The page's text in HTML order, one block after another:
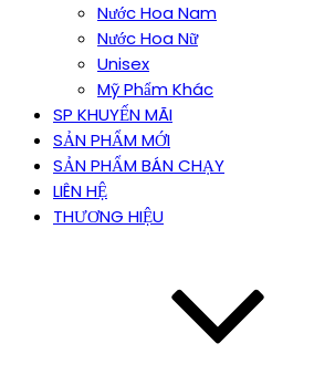
Nước Hoa Nam
Nước Hoa Nữ
Unisex
Mỹ Phẩm Khác
SP KHUYẾN MÃI
SẢN PHẨM MỚI
SẢN PHẨM BÁN CHẠY
LIÊN HỆ
THƯƠNG HIỆU